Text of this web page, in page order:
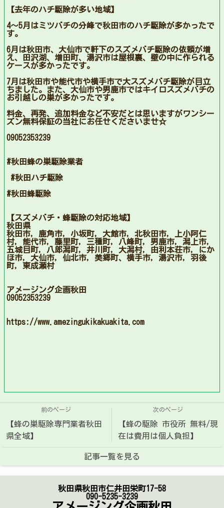
【去年のハチ駆除が多い地域】
4〜5月はミツバチの分峰で秋田市のハチ駆除が多かったで
す。
6月は秋田市、大仙市で軒下のスズメバチ駆除の依頼が増
え、田沢湖、増田町、湯沢市は屋根裏、壁の中に作られる
ケースが多かったです。
7月は秋田市や能代市や横手市で大スズメバチ駆除が目立
ちました。また、大仙市や男鹿市ではキイロスズメバチの
お引越しの巣が多かったです。
料金、再発、追加料金など不安だとは思いますがワンシー
ズン無料保証の当社にお任せくださいませ☆
09052353239
#秋田蜂の巣駆除業者
#秋田ハチ駆除
#秋田蜂駆除
【スズメバチ・蜂駆除の対応地域】
秋田県
秋田市，鹿角市，小坂町，大館市，北秋田市，上小阿仁
村，能代市，藤里町，三種町，八峰町，男鹿市，潟上市，
五城目町，八郎潟町，井川町，大潟村，由利本荘市，にか
ほ市，大仙市，仙北市，美郷町、横手市，湯沢市，羽後
町，東成瀬村
アメージング企画秋田
09052353239
https://www.amezingukikakuakita.com
前のページ
【蜂の巣駆除専門業者秋田
県全域】
次のページ
【蜂の駆除 市役所 無料/現
在は費用は個人負担】
記事一覧を見る
秋田県秋田市仁井田栄町17-58
090-5235-3239